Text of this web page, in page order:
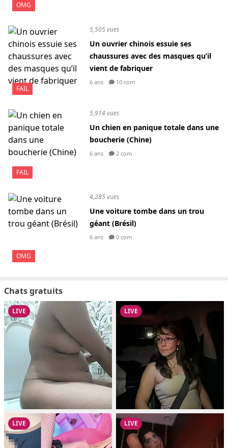
OMG
FAIL
5,505 vues
Un ouvrier chinois essuie ses
chaussures avec des masques qu’il
vient de fabriquer
6 ans 10 com
FAIL
5,914 vues
Un chien en panique totale dans une
boucherie (Chine)
6 ans 2 com
OMG
4,285 vues
Une voiture tombe dans un trou
géant (Brésil)
6 ans 0 com
Chats gratuits